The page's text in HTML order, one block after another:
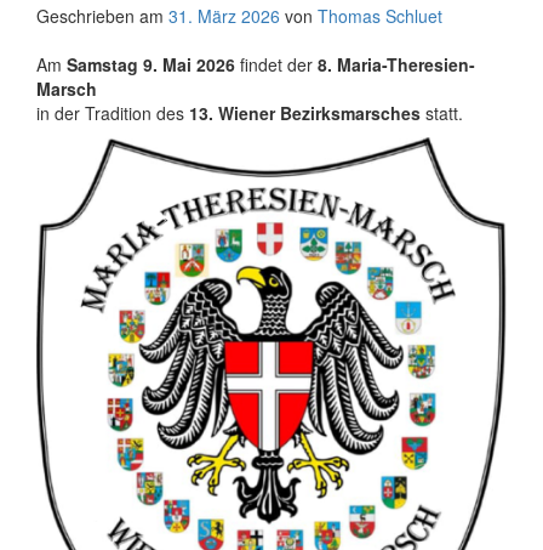
Geschrieben am 31. März 2026 von Thomas Schluet
Am Samstag 9. Mai 2026 findet der 8. Maria-Theresien-
Marsch
in der Tradition des 13. Wiener Bezirksmarsches statt.